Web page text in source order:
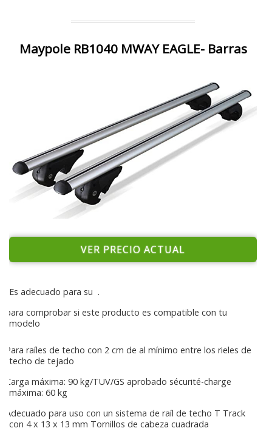
Maypole RB1040 MWAY EAGLE- Barras
VER PRECIO ACTUAL
Es adecuado para su .
para comprobar si este producto es compatible con tu
modelo
Para raíles de techo con 2 cm de al mínimo entre los rieles de
techo de tejado
Carga máxima: 90 kg/TUV/GS aprobado sécurité-charge
máxima: 60 kg
Adecuado para uso con un sistema de raíl de techo T Track
con 4 x 13 x 13 mm Tornillos de cabeza cuadrada